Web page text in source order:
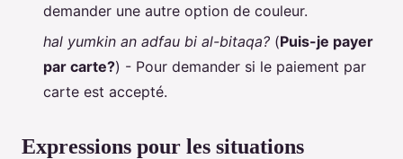
demander une autre option de couleur.
hal yumkin an adfau bi al-bitaqa? (Puis-je payer
par carte?) - Pour demander si le paiement par
carte est accepté.
Expressions pour les situations